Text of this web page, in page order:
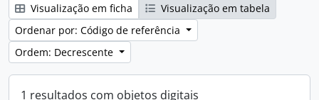
Visualização em ficha
Visualização em tabela
Ordenar por: Código de referência
Ordem: Decrescente
1 resultados com objetos digitais